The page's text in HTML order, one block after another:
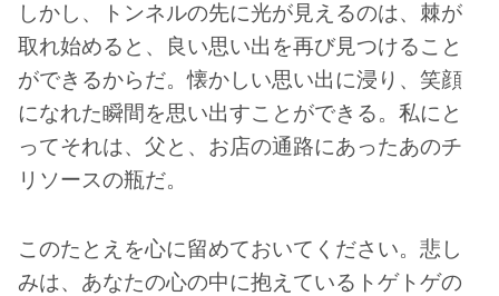
しかし、トンネルの先に光が見えるのは、棘が
取れ始めると、良い思い出を再び見つけること
ができるからだ。懐かしい思い出に浸り、笑顔
になれた瞬間を思い出すことができる。私にと
ってそれは、父と、お店の通路にあったあのチ
リソースの瓶だ。
このたとえを心に留めておいてください。悲し
みは、あなたの心の中に抱えているトゲトゲの